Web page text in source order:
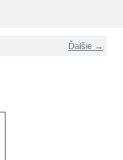
Ďalšie →